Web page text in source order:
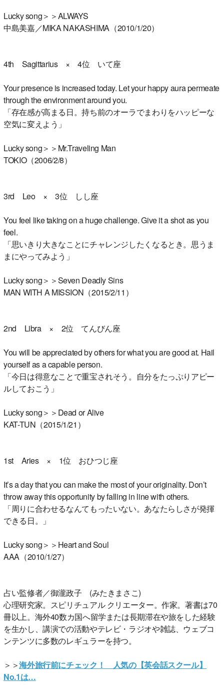
Lucky song＞＞ALWAYS
中島美嘉／MIKA NAKASHIMA（2010/1/20）
4th Sagittarius × 4位 いて座
Your presence is increased today. Let your happy aura permeate
through the environment around you.
「存在感が高まる日。持ち前のオーラでまわりをハッピーな
空気に変えよう」
Lucky song＞＞Mr.Traveling Man
TOKIO（2006/2/8）
3rd Leo × 3位 しし座
You feel like taking on a huge challenge. Give it a shot as you
feel.
「思いきり大きなことにチャレンジしたくなるとき。思うま
まにやってみよう」
Lucky song＞＞Seven Deadly Sins
MAN WITH A MISSION（2015/2/11）
2nd Libra × 2位 てんびん座
You will be appreciated by others for what you are good at. Hail
yourself as a capable person.
「今日は得意なことで重宝されそう。自分をたっぷりアピー
ルしておこう」
Lucky song＞＞Dead or Alive
KAT-TUN（2015/1/21）
1st Aries × 1位 おひつじ座
It’s a day that you can make the most of your originality. Don’t
throw away this opportunity by falling in line with others.
「周りに合わせるなんてもったいない。あなたらしさが発揮
できる日。」
Lucky song＞＞Heart and Soul
AAA（2010/1/27）
占い監修者／御瀧政子 (みたきまさこ)
心理研究家。スピリチュアル クリエーター。作家。著書は70
冊以上。海外40数カ国へ留学または長期滞在や旅をした経験
を生かし、講演での活動やテレビ・ラジオや雑誌、ウェブコ
ンテンツに多数のレギュラーを持つ。
＞＞海外旅行前にチェック！ 人気の【英会話スクール】
No.1は…